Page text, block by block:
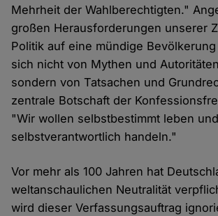
Mehrheit der Wahlberechtigten."
großen Herausforderungen unserer
Politik auf eine mündige
sich nicht von Mythen und
sondern von Tatsachen und
zentrale Botschaft der
"Wir wollen selbstbestimmt leben
selbstverantwortlich handeln."
Vor mehr als 100 Jahren hat
weltanschaulichen Neutralität
wird dieser Verfassungsauftrag